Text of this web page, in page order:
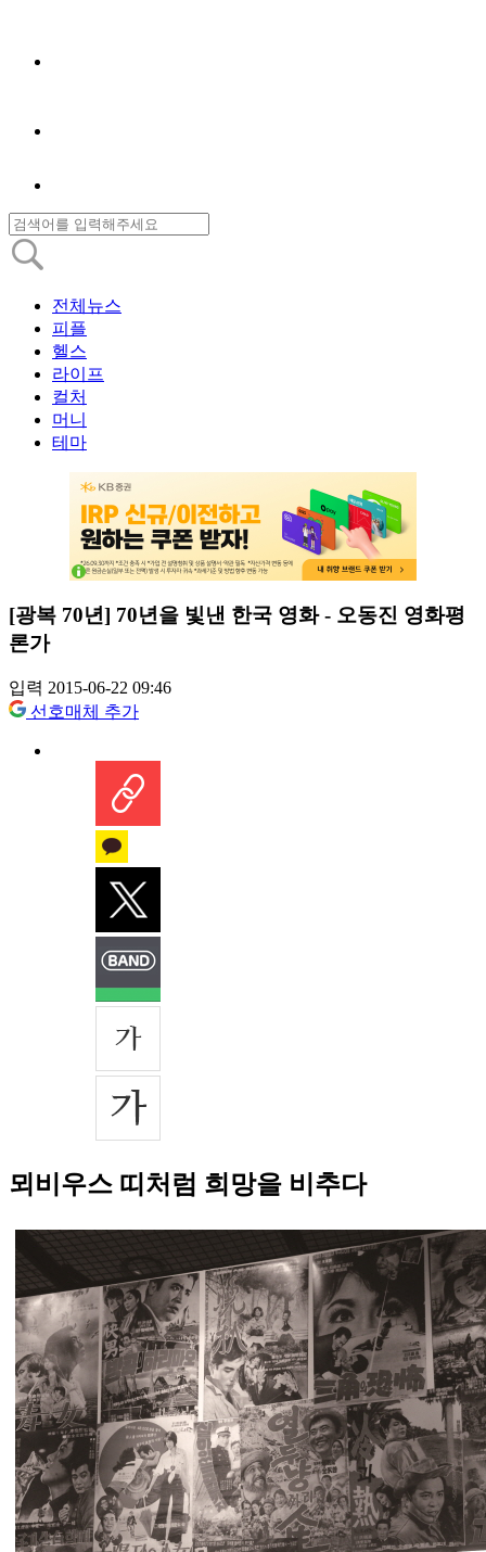
전체뉴스
피플
헬스
라이프
컬처
머니
테마
[광복 70년] 70년을 빛낸 한국 영화 - 오동진 영화평
론가
입력 2015-06-22 09:46
선호매체 추가
뫼비우스 띠처럼 희망을 비추다